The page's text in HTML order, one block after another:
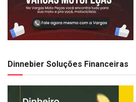
Dinnebier Soluções Financeiras